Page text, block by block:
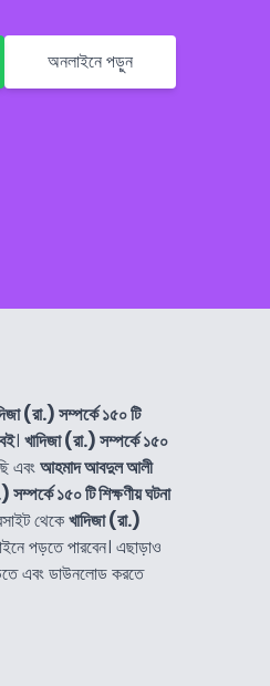
অনলাইনে পড়ুন
(রা.) সম্পর্কে ১৫০ টি
। খাদিজা (রা.) সম্পর্কে ১৫০
এবংআহমাদ আবদুল আলী
সম্পর্কে ১৫০ টি শিক্ষণীয় ঘটনা
থেকেখাদিজা (রা.)
পড়তে পারবেন। এছাড়াও
এবং ডাউনলোড করতে